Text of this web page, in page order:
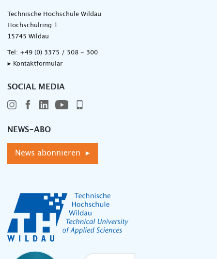
Technische Hochschule Wildau
Hochschulring 1
15745 Wildau
Tel: +49 (0) 3375 / 508 - 300
▸ Kontaktformular
SOCIAL MEDIA
NEWS-ABO
News abonnieren ▸